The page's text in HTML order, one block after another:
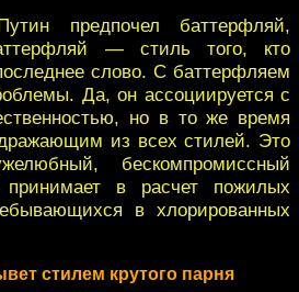
предпочел баттерфляй,
— стиль того, кто
слово. С баттерфляем
Да, он ассоциируется с
но в то же время
из всех стилей. Это
бескомпромиссный
в расчет пожилых
в хлорированных
стилем крутого парня